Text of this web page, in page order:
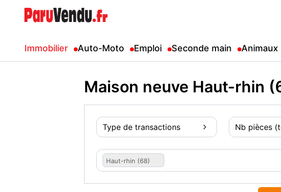
Immobilier Auto-Moto Emploi Seconde main Animaux
Maison neuve Haut-rhin
Type de transactions Nb pièces
Haut-rhin (68)